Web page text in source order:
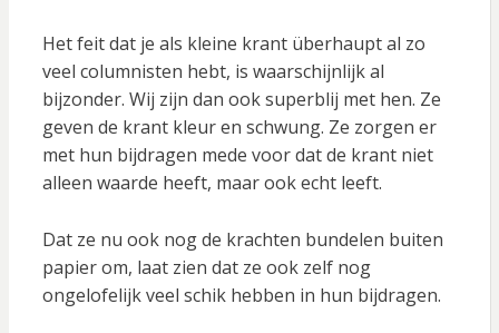
Het feit dat je als kleine krant überhaupt al zo
veel columnisten hebt, is waarschijnlijk al
bijzonder. Wij zijn dan ook superblij met hen. Ze
geven de krant kleur en schwung. Ze zorgen er
met hun bijdragen mede voor dat de krant niet
alleen waarde heeft, maar ook echt leeft.
Dat ze nu ook nog de krachten bundelen buiten
papier om, laat zien dat ze ook zelf nog
ongelofelijk veel schik hebben in hun bijdragen.